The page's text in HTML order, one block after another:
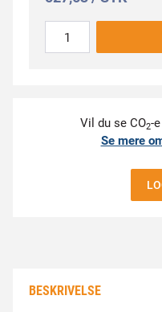
Vil du se CO2-
Se mere
BESKRIVELSE